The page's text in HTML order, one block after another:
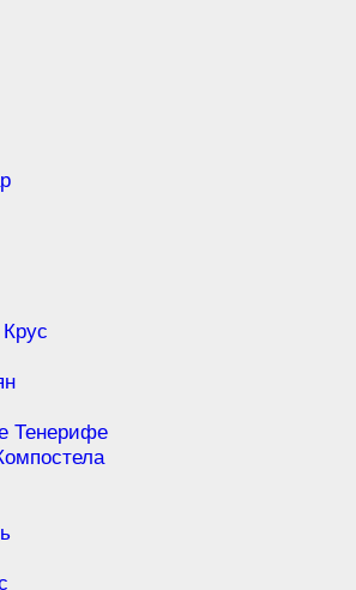
Тенерифе